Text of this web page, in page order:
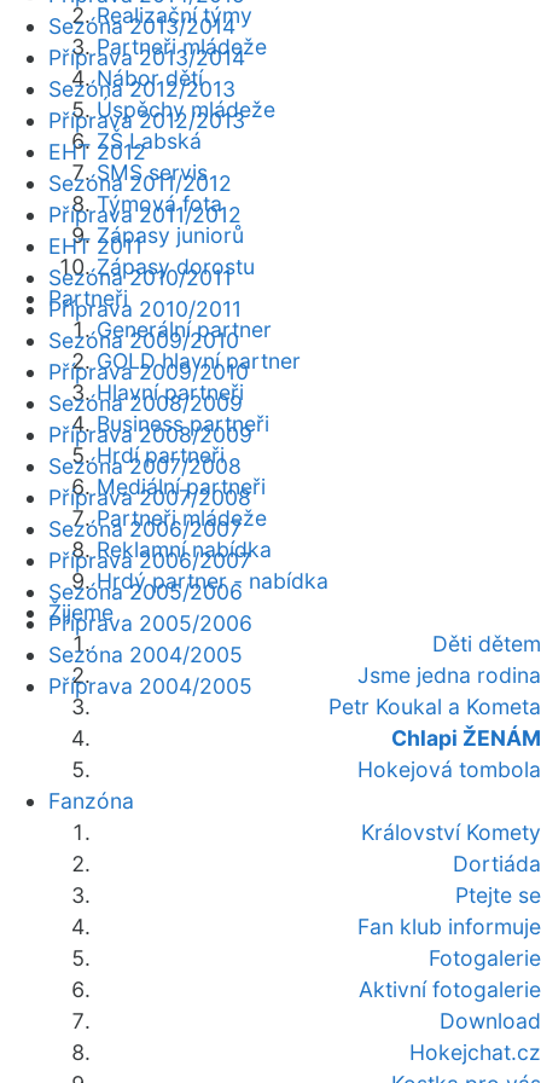
Realizační týmy
Partneři mládeže
Nábor dětí
Úspěchy mládeže
ZŠ Labská
SMS servis
Týmová fota
Zápasy juniorů
Zápasy dorostu
Partneři
Generální partner
GOLD hlavní partner
Hlavní partneři
Business partneři
Hrdí partneři
Mediální partneři
Partneři mládeže
Reklamní nabídka
Hrdý partner - nabídka
Žijeme
Děti dětem
Jsme jedna rodina
Petr Koukal a Kometa
Chlapi ŽENÁM
Hokejová tombola
Fanzóna
Království Komety
Dortiáda
Ptejte se
Fan klub informuje
Fotogalerie
Aktivní fotogalerie
Download
Hokejchat.cz
Sezóna 2013/2014
Příprava 2013/2014
Sezóna 2012/2013
Příprava 2012/2013
EHT 2012
Sezóna 2011/2012
Příprava 2011/2012
EHT 2011
Sezóna 2010/2011
Příprava 2010/2011
Sezóna 2009/2010
Příprava 2009/2010
Sezóna 2008/2009
Příprava 2008/2009
Sezóna 2007/2008
Příprava 2007/2008
Sezóna 2006/2007
Příprava 2006/2007
Sezóna 2005/2006
Příprava 2005/2006
Sezóna 2004/2005
Příprava 2004/2005